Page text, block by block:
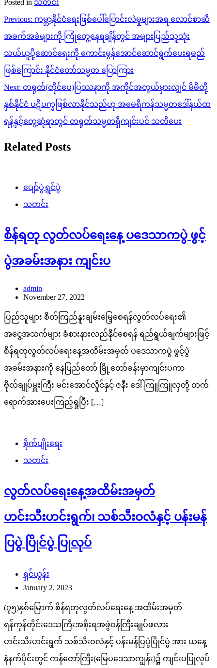
Posted in သတင်း
Post
navigation
Previous: ကမ္ဘာ့နိုင်ငံရေးဖြစ်ပေါ်ပြောင်းလဲမှုများအရ လောင်စာဆီ
အခက်အခဲများကို ကြုံတွေ့နေရချိန်တွင် အများပြည်သူသုံး
သယ်ယူပို့ဆောင်ရေးကို ကောင်းမွန်အောင်ဆောင်ရွက်ပေးရမည်
ဖြစ်​​ကြောင်း နိုင်ငံ​တော်သမ္မတ ​ပြောကြား
Next: တရုတ်(တိုင်ပေ)ပြဿနာကို အကိုင်အတွယ်မှားလျှင် မိမိတို့
နှစ်နိုင်ငံ ပဋိပက္ခဖြစ်လာနိုင်သည်ဟု အမေရိကန်သမ္မတဒေါ်နယ်ထ
ရန့်နှင့်တွေ့ဆုံရာတွင် တရုတ်သမ္မတရှီကျင်းပင် သတိပေး
Related Posts
ပျော်ပွဲရွှင်ပွဲ
သတင်း
စိန်ရတု လွတ်လပ်ရေးနေ့ ပဒေသာကပွဲ ဖွင့်
ပွဲအခမ်းအနား ကျင်းပ
admin
November 27, 2022
ပြည်သူများ စိတ်ကြည်နူးချမ်းမြေ့စေရန်လွတ်လပ်ရေး၏
အငွေ့အသက်များ ခံစားနားလည်နိုင်စေရန် ရည်ရွယ်ချက်များဖြင့်
စိန်ရတုလွတ်လပ်ရေးနေ့အထိမ်းအမှတ် ပဒေသာကပွဲ ဖွင့်ပွဲ
အခမ်းအနားကို နေပြည်တော် မြို့တော်ခန်းမှာကျင်းပကာ
ဗိုလ်ချုပ်မှူးကြီး မင်းအောင်လှိုင်နှင့် ဇနီး ဒေါ်ကြူကြူလှတို့ တက်
ရောက်အားပေးကြည့်ရှုပြီး […]
စိုက်ပျိုးရေး
သတင်း
လွတ်လပ်ရေးနေ့အထိမ်းအမှတ်
ဟင်းသီးဟင်းရွက်၊ သစ်သီးဝလံနှင့် ပန်းမန်
ပြပွဲ ပြိုင်ပွဲ ပြုလုပ်
ရှင်ယွန်း
January 2, 2023
(၇၅)နှစ်မြောက် စိန်ရတုလွတ်လပ်ရေးနေ့ အထိမ်းအမှတ်
ရန်ကုန်တိုင်းဒေသကြီးအစိုးရအဖွဲဝန်ကြီးချုပ်ဖလား
ဟင်းသီးဟင်းရွက် သစ်သီးဝလံနှင့် ပန်းမန်ပြပွဲပြိုင်ပွဲ အား ယနေ့
နံနက်ပိုင်းတွင် ကန်တော်ကြီး(မြေပဒေသာကျွန်း)၌ ကျင်းပပြုလုပ်